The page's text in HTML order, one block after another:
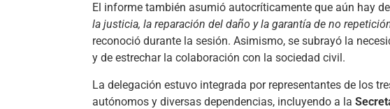
El informe también asumió autocríticamente que aún hay
la justicia, la reparación del daño y la garantía de no
reconoció durante la sesión. Asimismo, se subrayó la
y de estrechar la colaboración con la sociedad civil.
La delegación estuvo integrada por representantes de los
autónomos y diversas dependencias, incluyendo a la